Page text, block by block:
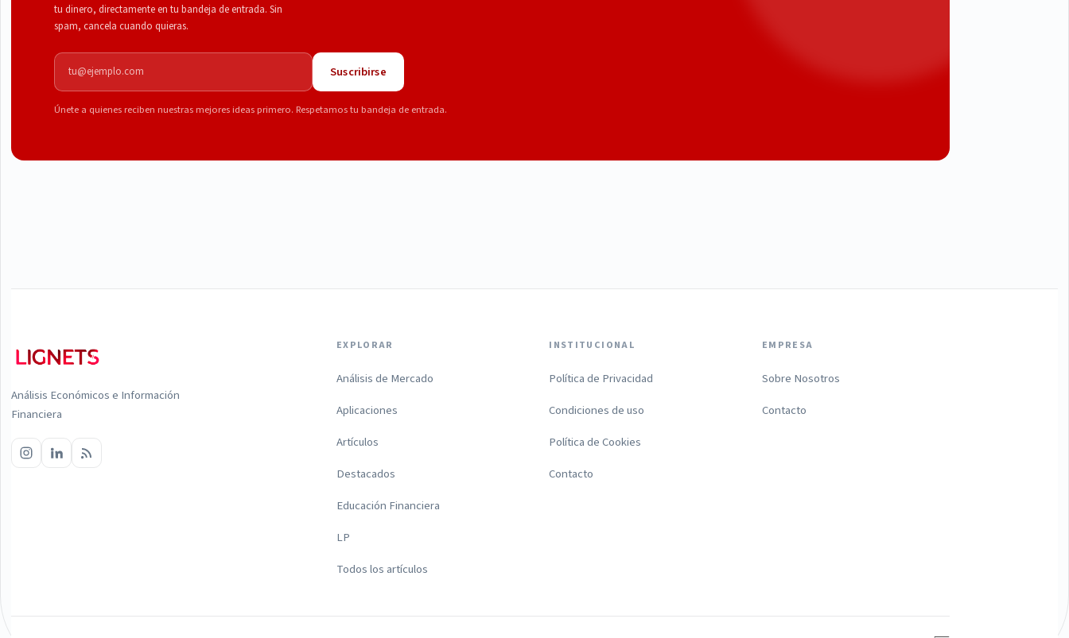
tu dinero, directamente en tu bandeja de entrada. Sin
spam, cancela cuando quieras.
Correo electrónico
Suscribirse
Únete a quienes reciben nuestras mejores ideas primero. Respetamos tu bandeja de entrada.
Análisis Económicos e Información
Financiera
EXPLORAR
Análisis de Mercado
Aplicaciones
Artículos
Destacados
Educación Financiera
LP
Todos los artículos
INSTITUCIONAL
Política de Privacidad
Condiciones de uso
Política de Cookies
Contacto
EMPRESA
Sobre Nosotros
Contacto